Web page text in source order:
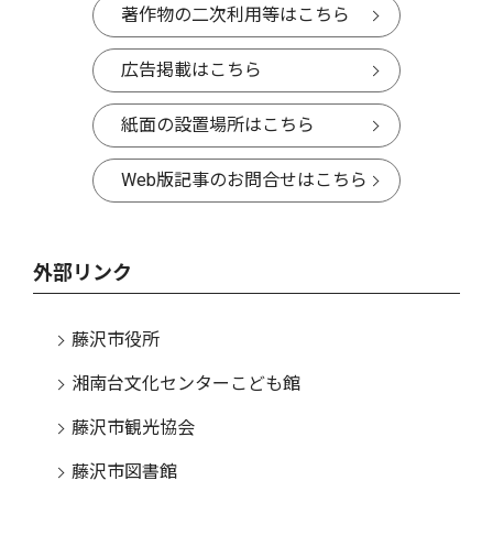
著作物の二次利用等はこちら
広告掲載はこちら
紙面の設置場所はこちら
Web版記事のお問合せはこちら
外部リンク
藤沢市役所
湘南台文化センターこども館
藤沢市観光協会
藤沢市図書館